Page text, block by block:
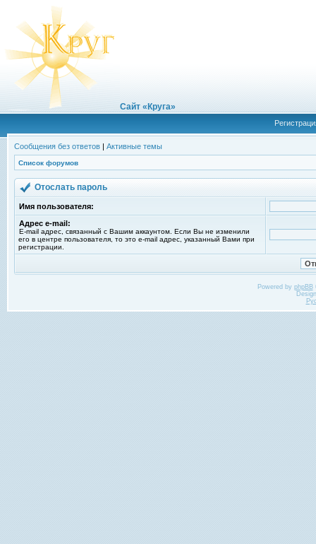
Сайт «Круга»
Сообщения без ответов | Активные темы
Список форумов
Отослать пароль
Имя пользователя:
Адрес e-mail:
E-mail адрес, связанный с Вашим аккаунтом. Если Вы не изменили
его в центре пользователя, то это e-mail адрес, указанный Вами при
регистрации.
Powered by phpBB